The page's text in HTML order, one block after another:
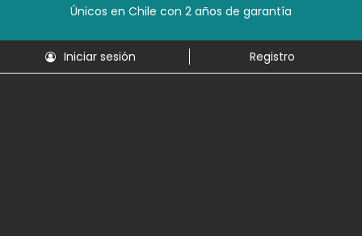
Únicos en Chile con 2 años de garantía
Iniciar sesión Registro